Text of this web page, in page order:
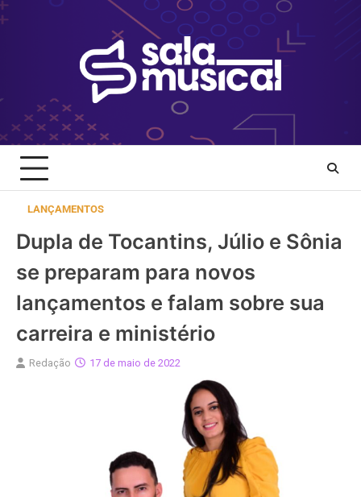
Skip
to
LANÇAMENTOS
Dupla de Tocantins, Júlio e Sônia
se preparam para novos
lançamentos e falam sobre sua
carreira e ministério
Redação 17 de maio de 2022